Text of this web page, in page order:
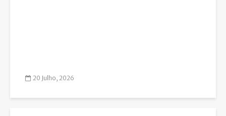
20 Julho, 2026